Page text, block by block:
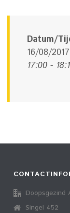
Datum/
16/08/2017
17:00 -
Doopsgezind
Singel 452